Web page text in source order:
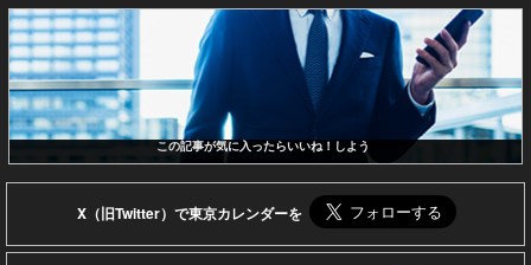
この記事が気に入ったらいいね！しよう
X（旧Twitter）で東京カレンダーを